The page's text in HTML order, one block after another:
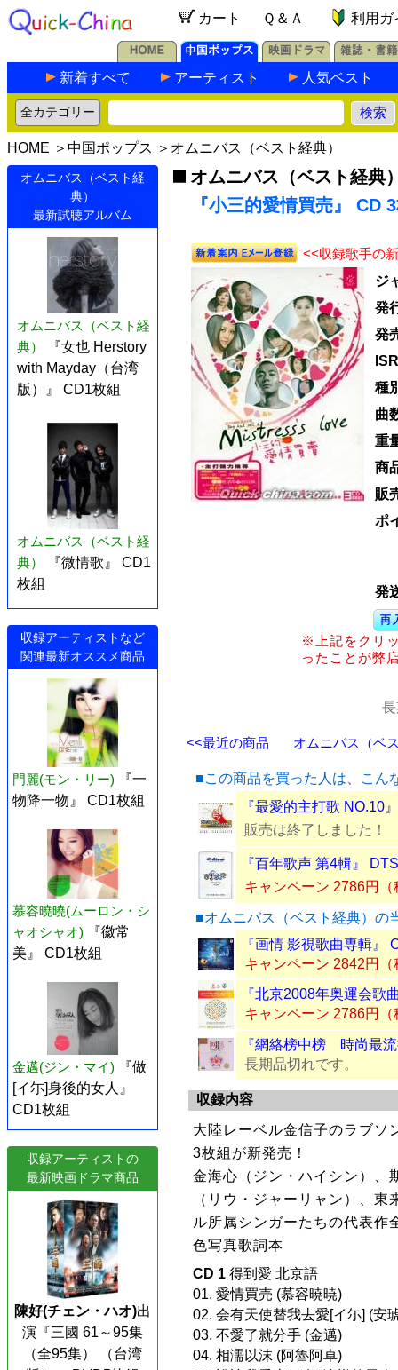
カート Ｑ＆Ａ 利用ガ
新着すべて アーティスト 人気ベスト
HOME ＞ 中国ポップス ＞ オムニバス（ベスト経典）
オムニバス（ベスト経
典）
最新試聴アルバム
オムニバス（ベスト経
典）
『女也 Herstory
with Mayday（台湾
版）』 CD1枚組
オムニバス（ベスト経
典）
『微情歌』 CD1
枚組
収録アーティストなど
関連最新オススメ商品
門麗(モン・リー)
『一
物降一物』 CD1枚組
慕容曉曉(ムーロン・シ
ャオシャオ)
『徽常
美』 CD1枚組
金邁(ジン・マイ)
『做
[イ尓]身後的女人』
CD1枚組
収録アーティストの
最新映画ドラマ商品
陳好(チェン・ハオ)出
演『三國 61～95集
（全95集） （台湾
オムニバス（ベスト経典
『小三的愛情買売』 CD
<<収録歌手の
ジ
発
発
種
曲
重
商
販
ポ
発
※上記をクリ
ったことが弊
<<最近の商品 オムニバス（ベ
■この商品を買った人は、こん
『最愛的主打歌 NO.10
販売は終了しました！
『百年歌声 第4輯』
キャンペーン 2786円（
■オムニバス（ベスト経典）の
『画情 影視歌曲専輯』
キャンペーン 2842円（
『北京2008年奥運会歌
キャンペーン 2786円（
『網絡榜中榜 時尚最
長期品切れです。
収録内容
大陸レーベル金信子のラブソ
3枚組が新発売！
金海心（ジン・ハイシン）、
（リウ・ジャーリャン）、
ル所属シンガーたちの代表
色写真歌詞本
CD 1 得到愛 北京語
01. 愛情買売 (慕容暁暁)
02. 会有天使替我去愛[イ尓] (安
03. 不愛了就分手 (金邁)
04. 相濡以沫 (阿魯阿卓)